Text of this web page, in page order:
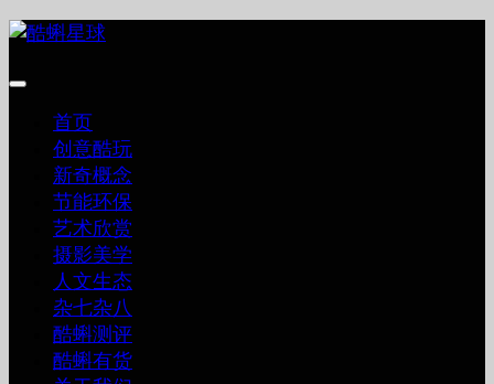
跳
内
首页
创意酷玩
新奇概念
节能环保
艺术欣赏
摄影美学
人文生态
杂七杂八
酷蝌测评
酷蝌有货